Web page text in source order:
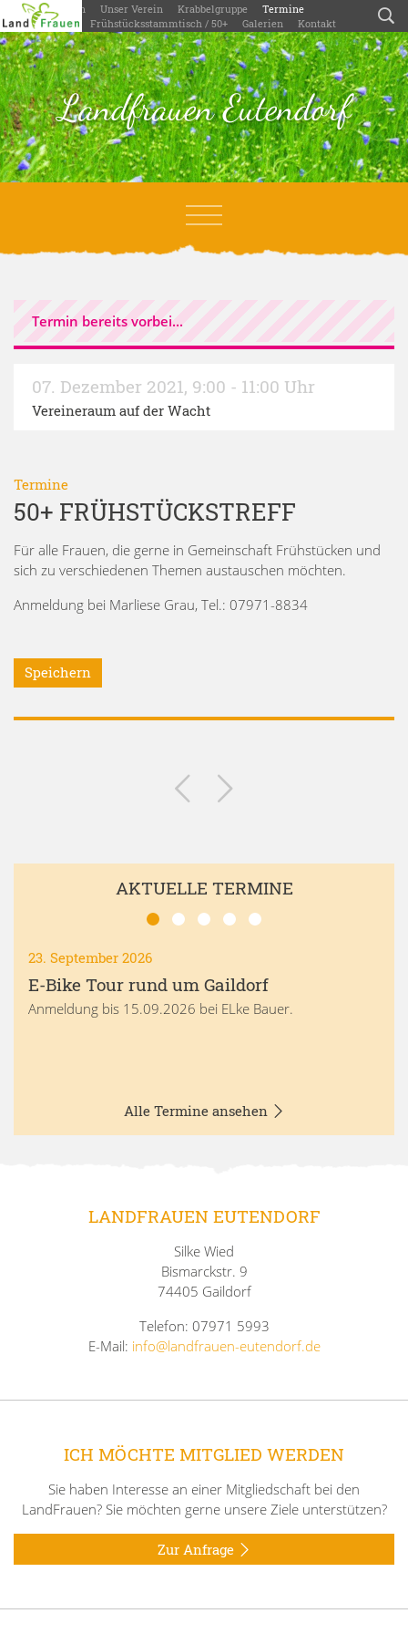
Willkommen Unser Verein Krabbelgruppe
Termine
Aktivitäten
Frühstücksstammtisch / 50+ Galerien Kontakt
Landfrauen Eutendorf
Termin bereits vorbei...
07. Dezember 2021, 9:00 - 11:00 Uhr
Vereineraum auf der Wacht
Termine
50+ FRÜHSTÜCKSTREFF
Für alle Frauen, die gerne in Gemeinschaft Frühstücken und
sich zu verschiedenen Themen austauschen möchten.
Anmeldung bei Marliese Grau, Tel.: 07971-8834
Speichern
AKTUELLE TERMINE
23. September 2026
E-Bike Tour rund um Gaildorf
Anmeldung bis 15.09.2026 bei ELke Bauer.
Alle Termine ansehen
LANDFRAUEN EUTENDORF
Silke Wied
Bismarckstr. 9
74405 Gaildorf
Telefon: 07971 5993
E-Mail: info@landfrauen-eutendorf.de
ICH MÖCHTE MITGLIED WERDEN
Sie haben Interesse an einer Mitgliedschaft bei den
LandFrauen? Sie möchten gerne unsere Ziele unterstützen?
Zur Anfrage